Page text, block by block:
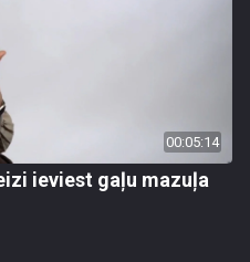
00:05:14
ieviest gaļu mazuļa